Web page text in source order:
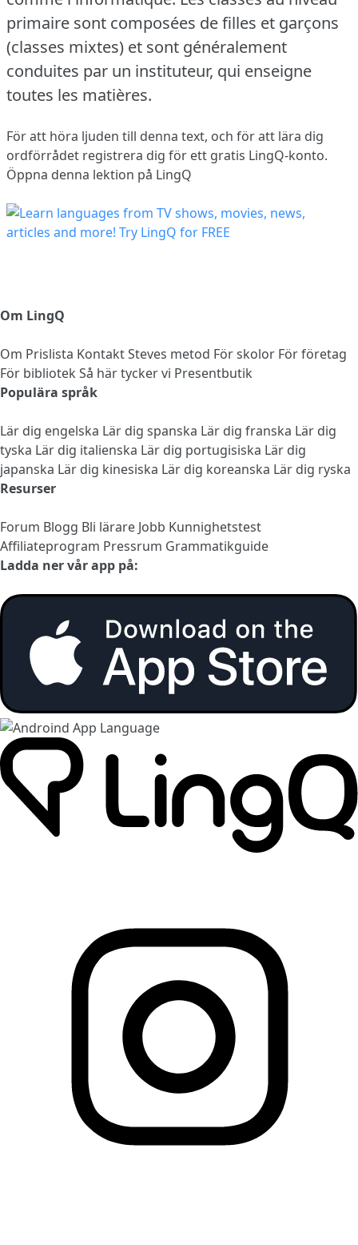
primaire sont composées de filles et garçons
(classes mixtes) et sont généralement
conduites par un instituteur, qui enseigne
toutes les matières.
För att höra ljuden till denna text, och för att lära dig
ordförrådet registrera dig för ett gratis LingQ-konto.
Öppna denna lektion på LingQ
Om LingQ
Om Prislista KontaktSteves metod För skolor För företag
För bibliotek Så här tycker vi Presentbutik
Populära språk
Lär dig engelska Lär dig spanska Lär dig franska Lär dig
tyska Lär dig italienska Lär dig portugisiska Lär dig
japanska Lär dig kinesiska Lär dig koreanska Lär dig ryska
Resurser
Forum Blogg Bli lärare Jobb Kunnighetstest
Affiliateprogram Pressrum Grammatikguide
Ladda ner vår app på: